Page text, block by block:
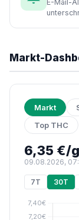
E-Mail-
Markt-
Markt
Top THC
6,35 €/g
09.08.2026,
7T 30T